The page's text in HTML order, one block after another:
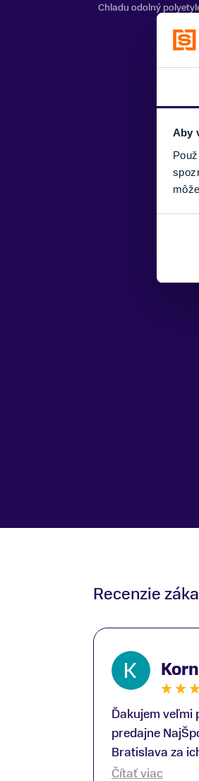
Aby
Chladu odolný
Recenzie
Ďakujem veľmi
predajne
Bratislava za
prístup k
Čítať viac